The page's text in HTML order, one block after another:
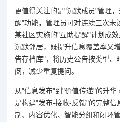
更值得关注的是"沉默成员"管理
醒"功能，管理员可对连续三次未
某社区实施的"互助提醒"计划成
沉默邻居，既提升信息覆盖率又
告存档库"，将历史公告按类型、
阅，减少重复提问。
从"信息发布"到"价值传递"的升华
是构建"发布-接收-反馈"的完整信
制、内容优化、智能分组和闭环